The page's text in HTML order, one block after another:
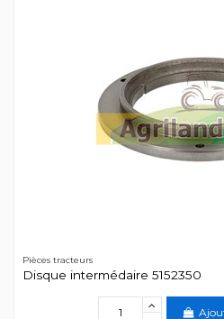
Pièces tracteurs
Disque intermédaire 5152350